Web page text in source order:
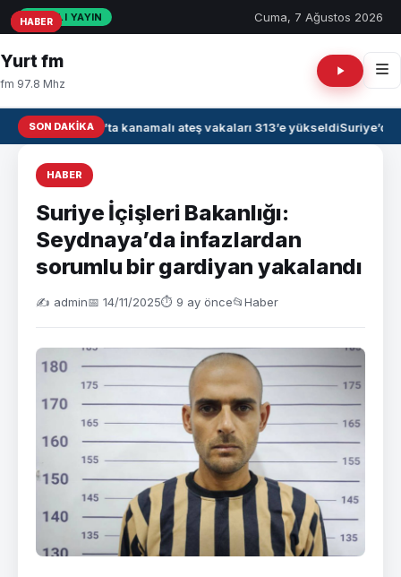
CANLI YAYIN Cuma, 7 Ağustos 2026
Yurt fm
fm 97.8 Mhz
SON DAKIKAIrak’ta kanamalı ateş vakaları 313’e yükseldiSuriye’de
HABER
Suriye İçişleri Bakanlığı:
Seydnaya’da infazlardan
sorumlu bir gardiyan yakalandı
✍️ admin📅 14/11/2025⏱ 9 ay önce📂Haber
HABER
HABER
HABER